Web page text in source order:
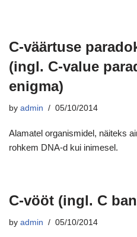
C-väärtuse
(ingl. C-value
enigma)
by admin 05/10/2014
Alamatel organismidel, näiteks
rohkem DNA-d kui inimesel.
C-vööt (ingl. C
by admin 05/10/2014